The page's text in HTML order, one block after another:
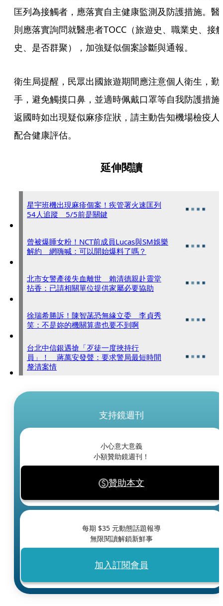
匡列為接觸者，應落實自主健康監測及防護措施。醫
則應落實詢問就醫患者TOCC（旅遊史、職業史、接
史、是否群聚），加強疑似個案診斷與通報。
衛生局提醒，民眾出國旅遊期間應注意個人衛生，勤
手，避免觸摸口鼻，並適時佩戴口罩等自我防護措施
返國時如出現疑似麻疹症狀，請主動告知機場檢疫人
配合健康評估。
延伸閱讀
星宇班機出現麻疹個案！疾管署火速匡列
54人追蹤 5/5前是關鍵
曾被爆睡女粉！NCT前成員Lucas與SM娛樂
解約 網嗨喊：可以開始爆料了嗎？
北市女警產後失血離世 賴清德親赴靈堂
拈香：已請相關單位提供家屬必要協助
徐瑞希勝訴！陳智菡恐無緣立委 李貞秀
笑：不是妳的機關算盡也要不到啊
台北中信銀遇搶「歹徒一度挾持行
員」！ 蔣萬安發聲：要求警局最短時間
釐清案情
支持鏡週刊
小心意大意義
小額贊助鏡週刊！
贊助本文
每期 $35 元動態話題報導
無限閱讀解鎖新鮮事
加入訂閱會員